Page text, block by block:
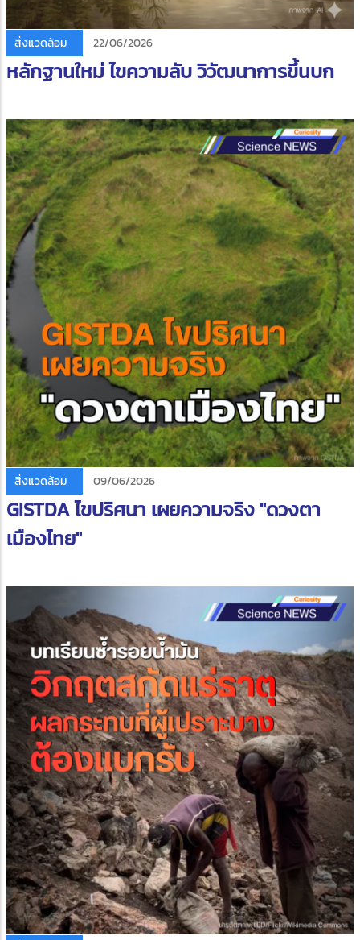
สิ่งแวดล้อม 22/06/2026
หลักฐานใหม่ ไขความลับ วิวัฒนาการขึ้นบก
สิ่งแวดล้อม 09/06/2026
GISTDA ไขปริศนา เผยความจริง "ดวงตา
เมืองไทย"